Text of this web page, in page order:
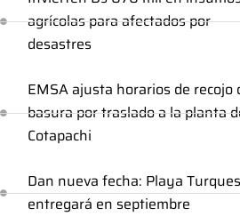
agrícolas para afectados por
desastres
EMSA ajusta horarios de recojo
basura por traslado a la planta
Cotapachi
Dan nueva fecha: Playa
entregará en septiembre